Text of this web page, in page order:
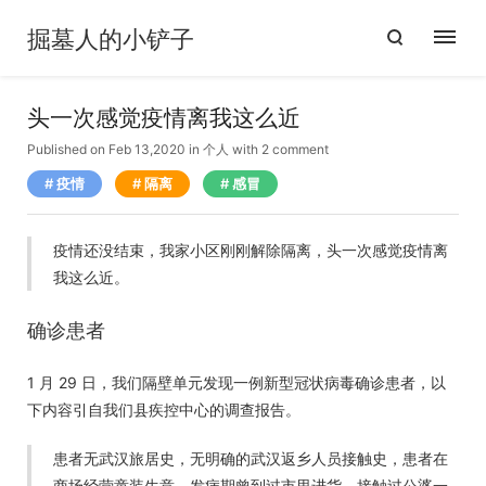
掘墓人的小铲子
头一次感觉疫情离我这么近
Published on Feb 13,2020 in 个人 with 2 comment
疫情 隔离 感冒
疫情还没结束，我家小区刚刚解除隔离，头一次感觉疫情离
我这么近。
确诊患者
1 月 29 日，我们隔壁单元发现一例新型冠状病毒确诊患者，以
下内容引自我们县疾控中心的调查报告。
患者无武汉旅居史，无明确的武汉返乡人员接触史，患者在